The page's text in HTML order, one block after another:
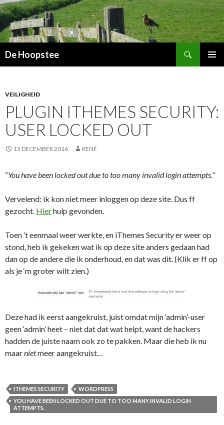
De Hoopstee
VEILIGHEID
PLUGIN ITHEMES SECURITY:
USER LOCKED OUT
15 DECEMBER 2016 RENÉ
“You have been locked out due to too many invalid login attempts.”
Vervelend: ik kon niet meer inloggen op deze site. Dus ff
gezocht. Hierhulp gevonden.
Toen ’t eenmaal weer werkte, en iThemes Security er weer op
stond, heb ik gekeken wat ik op deze site anders gedaan had
dan op de andere die ik onderhoud, en dat was dit. (Klik er ff op
als je ‘m groter wilt zien.)
Deze had ik eerst aangekruist, juist omdat mijn ‘admin’-user
geen ‘admin’ heet – niet dat dat wat helpt, want de hackers
hadden de juiste naam ook zo te pakken. Maar die heb ik nu
maarnietmeer aangekruist…
ITHEMES SECURITY
WORDPRESS
YOU HAVE BEEN LOCKED OUT DUE TO TOO MANY INVALID LOGIN
ATTEMPTS.